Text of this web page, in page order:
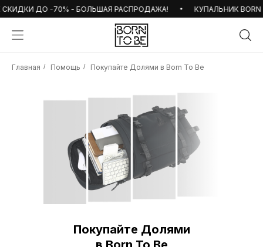
ДО -70% - БОЛЬШАЯ РАСПРОДАЖА! КУПАЛЬНИК BORN
Главная / Помощь / Покупайте Долями в Born To Be
Покупайте Долями